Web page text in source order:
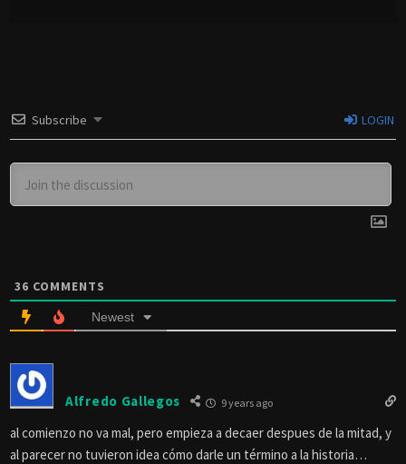
Subscribe LOGIN
36 COMMENTS
Newest
Alfredo Gallegos 9 years ago
al comienzo no va mal, pero empieza a decaer despues de la mitad, y
al parecer no tuvieron idea cómo darle un término a la historia…